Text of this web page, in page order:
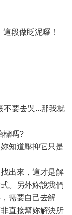
段做眨泥囉！
不要去哭...那我就
標嗎?
知道壓抑它只是
出來，這才是解
。另外妳說我們
需要自己去解
直接幫妳解決所